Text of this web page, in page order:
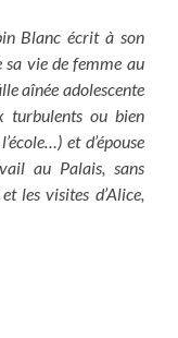
Blanc écrit à son
vie de femme au
aînée adolescente
turbulents ou bien
et d’épouse
au Palais, sans
les visites d’Alice,